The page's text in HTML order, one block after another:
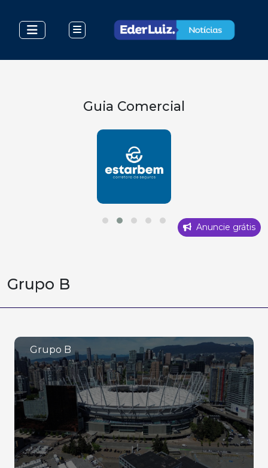
Guia Comercial
Anuncie grátis
Grupo B
Grupo B